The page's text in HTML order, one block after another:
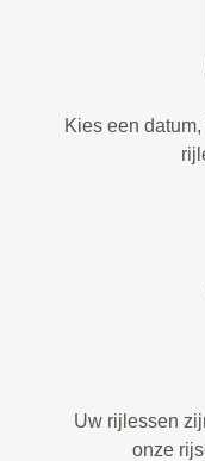
Kies een
Uw rijlessen
onze